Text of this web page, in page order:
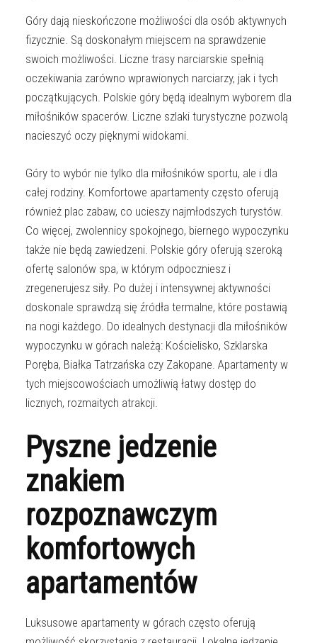
Góry dają nieskończone możliwości dla osób aktywnych
fizycznie. Są doskonałym miejscem na sprawdzenie
swoich możliwości. Liczne trasy narciarskie spełnią
oczekiwania zarówno wprawionych narciarzy, jak i tych
początkujących. Polskie góry będą idealnym wyborem dla
miłośników spacerów. Liczne szlaki turystyczne pozwolą
nacieszyć oczy pięknymi widokami.
Góry to wybór nie tylko dla miłośników sportu, ale i dla
całej rodziny. Komfortowe apartamenty często oferują
również plac zabaw, co ucieszy najmłodszych turystów.
Co więcej, zwolennicy spokojnego, biernego wypoczynku
także nie będą zawiedzeni. Polskie góry oferują szeroką
ofertę salonów spa, w którym odpoczniesz i
zregenerujesz siły. Po dużej i intensywnej aktywności
doskonale sprawdzą się źródła termalne, które postawią
na nogi każdego. Do idealnych destynacji dla miłośników
wypoczynku w górach należą: Kościelisko, Szklarska
Poręba, Białka Tatrzańska czy Zakopane. Apartamenty w
tych miejscowościach umożliwią łatwy dostęp do
licznych, rozmaitych atrakcji.
Pyszne jedzenie
znakiem
rozpoznawczym
komfortowych
apartamentów
Luksusowe apartamenty w górach często oferują